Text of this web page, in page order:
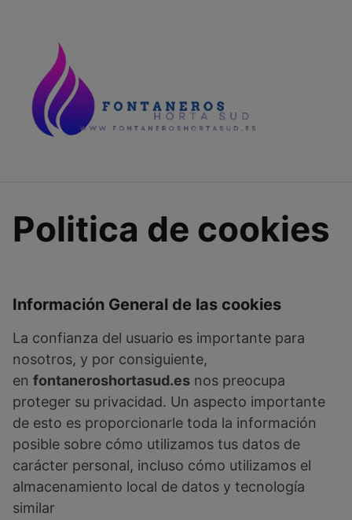
Politica de cookies
Información General de las cookies
La confianza del usuario es importante para
nosotros, y por consiguiente,
en fontaneroshortasud.es nos preocupa
proteger su privacidad. Un aspecto importante
de esto es proporcionarle toda la información
posible sobre cómo utilizamos tus datos de
carácter personal, incluso cómo utilizamos el
almacenamiento local de datos y tecnología
similar